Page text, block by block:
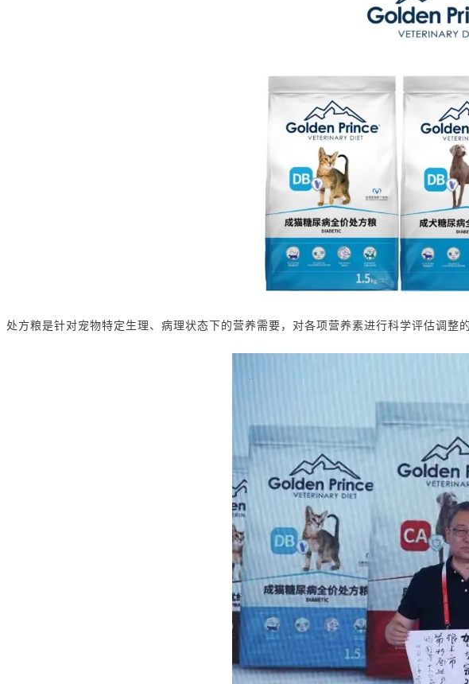
处方粮是针对宠物特定生理、病理状态下的营养需要，对各项营养素进行科学评估调